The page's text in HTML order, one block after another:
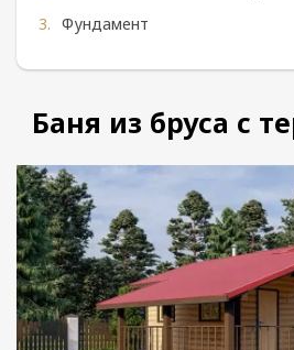
Фундамент
Баня из бруса с